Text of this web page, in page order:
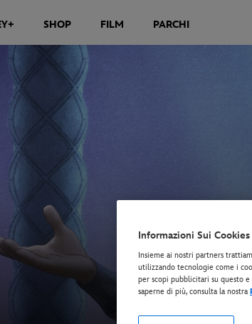
SHOP FILM PARCHI
Informazioni Sui Cookies
Insieme ai nostri partners
utilizzando tecnologie come i
per scopi pubblicitari su questo
saperne di più, consulta la nostra